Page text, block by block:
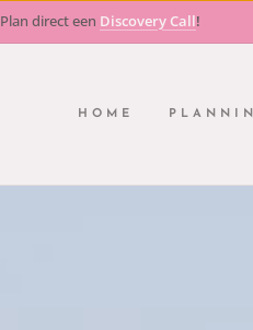
Plan direct een Discovery Call!
HOME